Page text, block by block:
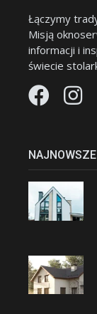
Łączymy
Misją
informacji i
świecie